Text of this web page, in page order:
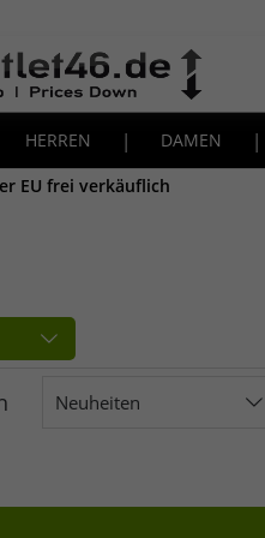
HERREN | DAMEN |
EU frei verkäuflich
Neuheiten